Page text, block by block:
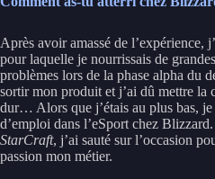
Après avoir amassé de l’expérience,
pour laquelle je nourrissais de
problèmes lors de la phase alpha du
sortir mon produit et j’ai dû mettre la
dur… Alors que j’étais au plus bas,
d’emploi dans l’eSport chez
StarCraft, j’ai sauté sur l’occasion
passion mon métier.